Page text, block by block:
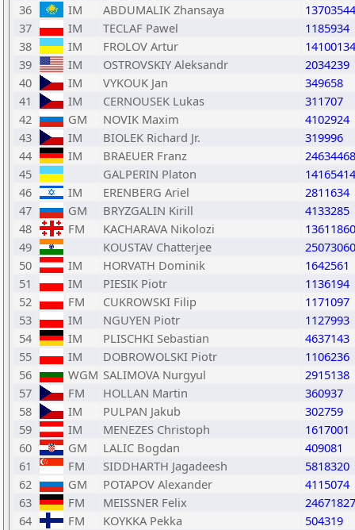
36
IM ABDUMALIK Zhansaya
13703544
37
IM TECLAF Pawel
1185934
38
IM FROLOV Artur
14100134
39
IM OSTROVSKIY Aleksandr
2034239
40
IM VYKOUK Jan
349658
41
IM CERNOUSEK Lukas
311707
42
GM NOVIK Maxim
4102924
43
IM BIOLEK Richard Jr.
319996
44
IM BRAEUER Franz
24634468
45
GALPERIN Platon
14165414
46
IM ERENBERG Ariel
2811634
47
GM BRYZGALIN Kirill
4133285
48
FM KACHARAVA Nikolozi
13611860
49
KOUSTAV Chatterjee
25073060
50
IM HORVATH Dominik
1642561
51
IM PIESIK Piotr
1136194
52
FM CUKROWSKI Filip
1171097
53
IM NGUYEN Piotr
1127993
54
IM PLISCHKI Sebastian
4637143
55
IM DOBROWOLSKI Piotr
1106236
56
WGM SALIMOVA Nurgyul
2915138
57
FM HOLLAN Martin
360937
58
IM PULPAN Jakub
302759
59
IM MENEZES Christoph
1617001
60
GM LALIC Bogdan
409081
61
FM SIDDHARTH Jagadeesh
5818320
62
GM POTAPOV Alexander
4115074
63
FM MEISSNER Felix
24671827
64
FM KOYKKA Pekka
504319